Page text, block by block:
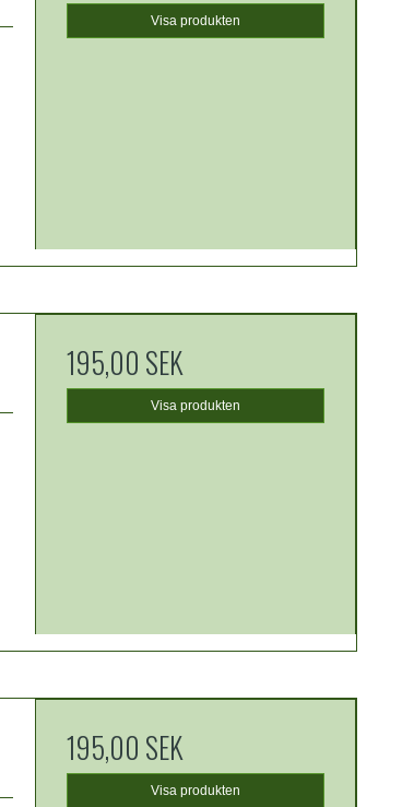
Visa produkten
195,00 SEK
Visa produkten
195,00 SEK
Visa produkten